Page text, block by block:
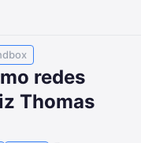
redes
Thomas